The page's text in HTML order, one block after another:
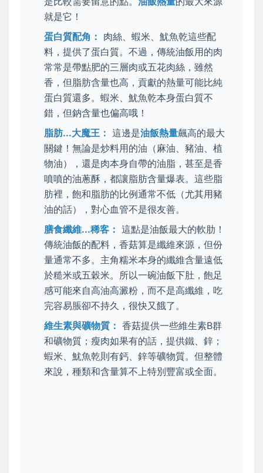
就是它！
蛋白質配角： 肉絲、蝦米、魷魚乾這些配
料，提供了蛋白質。不過，傳統油飯用的肉
常常是帶點肥的三層肉或五花肉絲，雖然
香，但脂肪含量也高，貢獻的熱量可能比純
蛋白質還多。蝦米、魷魚乾本身蛋白質不
錯，但鈉含量也偏高哦！
脂肪...大魔王： 這邊是油飯熱量飆高的最大
關鍵！無論是炒料用的油（麻油、豬油、植
物油），還是肉本身自帶的油脂，甚至是香
噴噴的油蔥酥，都讓脂肪含量爆表。這些脂
肪裡，飽和脂肪的比例通常不低（尤其用豬
油的話），對心血管不是很友善。
膳食纖維...稀客： 這點是油飯最大的軟肋！
傳統油飯的配料，香菇算是纖維來源，但份
量通常不多。主角糯米本身的纖維含量遠低
於糙米或五穀米。所以一碗油飯下肚，飽足
感可能來自高油高澱粉，而不是高纖維，吃
完容易脹卻不持久，很快又餓了。
維生素與礦物質： 香菇提供一些維生素B群
和礦物質；瘦肉如果有的話，提供鐵、鋅；
蝦米、魷魚乾則有鈣、鋅等礦物質。但整體
來說，種類和含量算不上特別豐富或全面。